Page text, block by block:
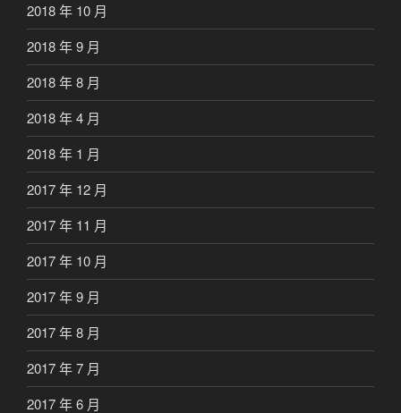
2018 年 10 月
2018 年 9 月
2018 年 8 月
2018 年 4 月
2018 年 1 月
2017 年 12 月
2017 年 11 月
2017 年 10 月
2017 年 9 月
2017 年 8 月
2017 年 7 月
2017 年 6 月